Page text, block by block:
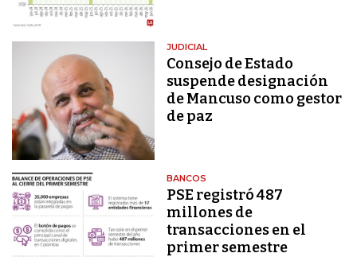
JUDICIAL
Consejo de Estado
suspende designación
de Mancuso como gestor
de paz
BANCOS
PSE registró 487
millones de
transacciones en el
primer semestre